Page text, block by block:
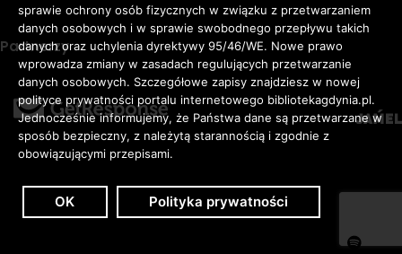
Zaloguj Dostępność
Rozmiar
czcionki
Adomyślna czcionka
Awiększa czcionka
Aduża czcionka
KONTRAST:
ZWIĘKSZ
ODSTĘPY
W
Partnerzy
sprawie ochrony osób fizycznych w związku z przetwarzaniem
danych osobowych i w sprawie swobodnego przepływu takich
danych oraz uchylenia dyrektywy 95/46/WE. Nowe prawo
wprowadza zmiany w zasadach regulujących przetwarzanie
danych osobowych. Szczegółowe zapisy znajdziesz w nowej
polityce prywatności portalu internetowego bibliotekagdynia.pl.
Jednocześnie informujemy, że Państwa dane są przetwarzane w
sposób bezpieczny, z należytą starannością i zgodnie z
obowiązującymi przepisami.
OK Polityka prywatności